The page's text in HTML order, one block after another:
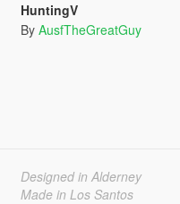
HuntingV
By AusfTheGreatGuy
Designed in Alderney
Made in Los Santos